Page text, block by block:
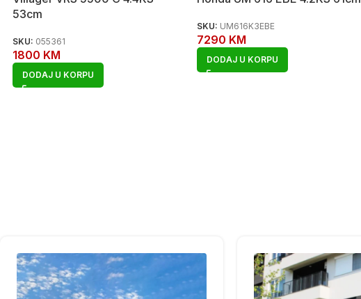
53cm
SKU: 055361
1800 KM
DODAJ U KORPU
SKU: UM616K3EBE
7290 KM
DODAJ U KORPU